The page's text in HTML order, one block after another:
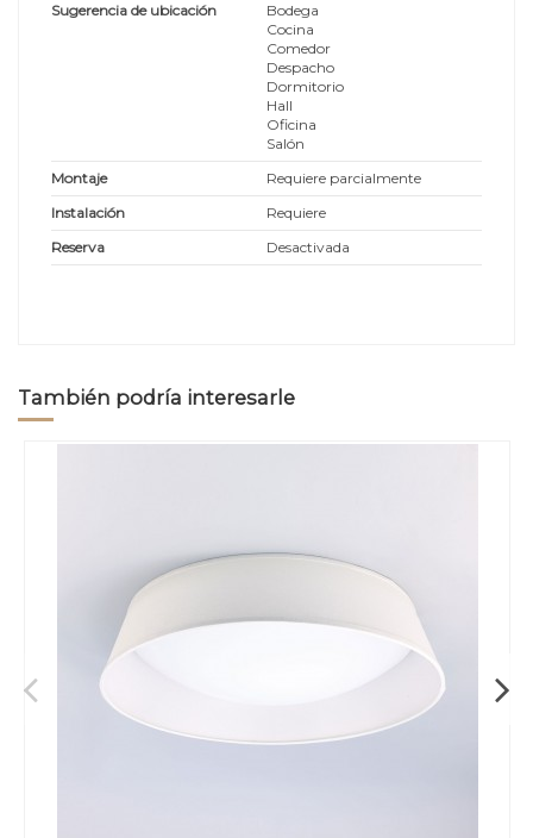
Sugerencia de ubicación
Bodega
Cocina
Comedor
Despacho
Dormitorio
Hall
Oficina
Salón
Montaje
Requiere parcialmente
Instalación
Requiere
Reserva
Desactivada
También podría interesarle